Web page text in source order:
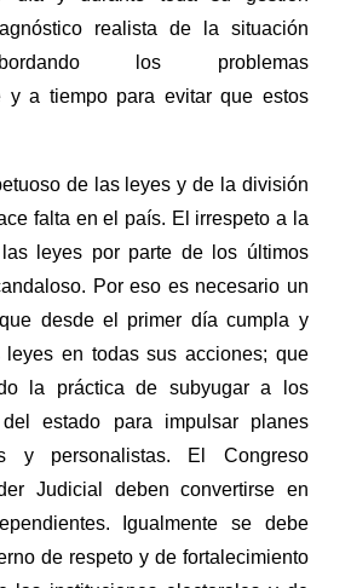
realista de la situación
los problemas
y a tiempo para evitar que estos
de las leyes y de la división
falta en el país. El irrespeto a la
leyes por parte de los últimos
Por eso es necesario un
desde el primer día cumpla y
leyes en todas sus acciones; que
la práctica de subyugar a los
estado para impulsar planes
y personalistas. El Congreso
Judicial deben convertirse en
Igualmente se debe
de respeto y de fortalecimiento